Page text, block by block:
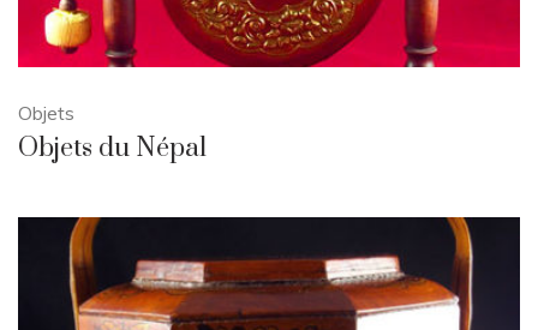
Objets
Objets du Népal